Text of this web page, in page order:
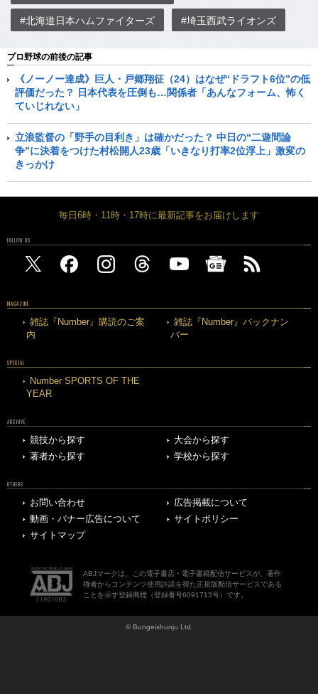
#北海道日本ハムファイターズ #埼玉西武ライオンズ
プロ野球の前後の記事
《ノーノー達成》巨人・戸郷翔征（24）はなぜ“ドラフト6位”の低
評価だった？ 日本代表を圧倒も…関係者「あんなフォーム、怖く
ていじれない」
立浪監督の「野手の目利き」は確かだった？ 中日の“二遊間論
争”に決着をつけた村松開人23歳「いきなり打率2位浮上」激変の
きっかけ
毎日6時・11時・17時に最新記事をお届けします
FOLLOW US
MAGAZINE
雑誌『Number』購読のご案
内
雑誌『Number』バックナン
バー
SPECIAL
Number SPORTS OF THE
YEAR
ARCHIVE
競技から探す
大会から探す
著者から探す
学校から探す
OTHERS
お問い合わせ
広告掲載について
動画・バナー広告について
サイトポリシー
サイトマップ
ABJマークは、この電子書店・電子書籍配信サービスが、著作
権者からコンテンツ使用許諾を得た正規版配信サービスである
ことを示す登録商標（登録番号6091713号）です。
© Bungeishunju Ltd.